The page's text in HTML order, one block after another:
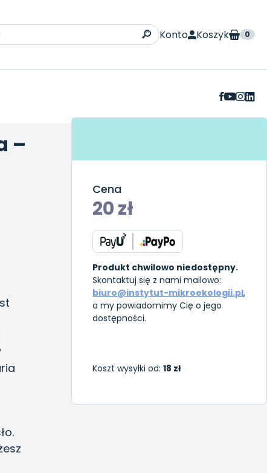
Konto Koszyk 0
–
Cena
20zł
Produkt chwilowo niedostępny.
Skontaktuj się z nami mailowo:
biuro@instytut-mikroekologii.pl,
a my powiadomimy Cię o jego
dostępności.
Koszt wysyłki od:18 zł